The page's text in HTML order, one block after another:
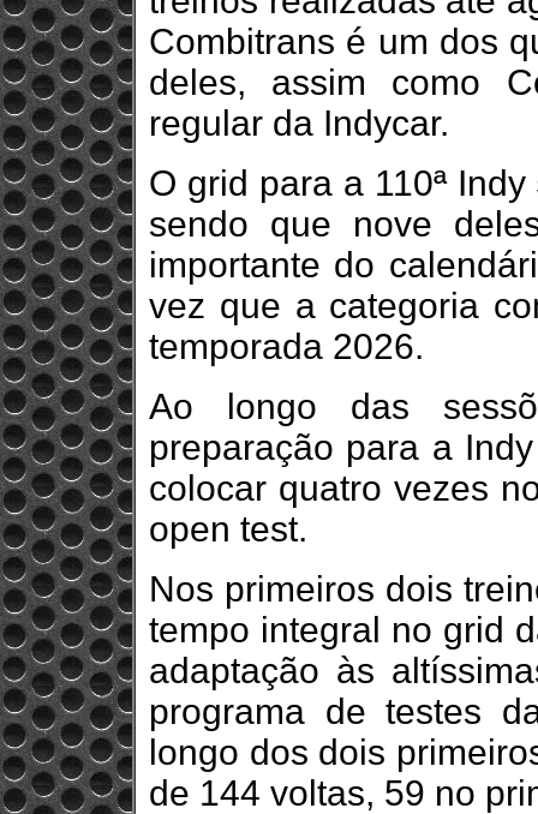
Combitrans é um dos
deles, assim como
regular da Indycar.
O grid para a 110ª
sendo que nove
importante do
vez que a categoria
temporada 2026.
Ao longo das
preparação para a
colocar quatro vezes
open test.
Nos primeiros dois
tempo integral no grid
adaptação às
programa de testes
longo dos dois
de 144 voltas, 59 no